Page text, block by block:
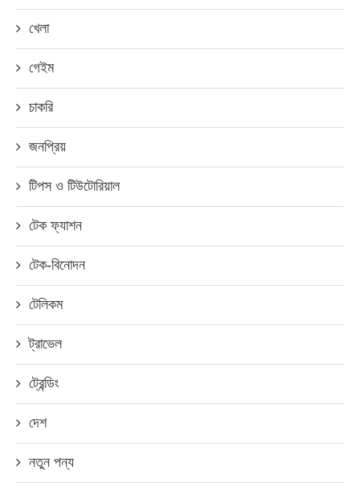
খেলা
গেইম
চাকরি
জনপ্রিয়
টিপস ও টিউটোরিয়াল
টেক ফ্যাশন
টেক-বিনোদন
টেলিকম
ট্রাভেল
ট্রেন্ডিং
দেশ
নতুন পন্য